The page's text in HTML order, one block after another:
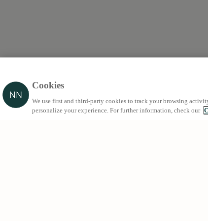
Cookies
We use first and third-party cookies to track your browsing
personalize your experience. For further information, check our